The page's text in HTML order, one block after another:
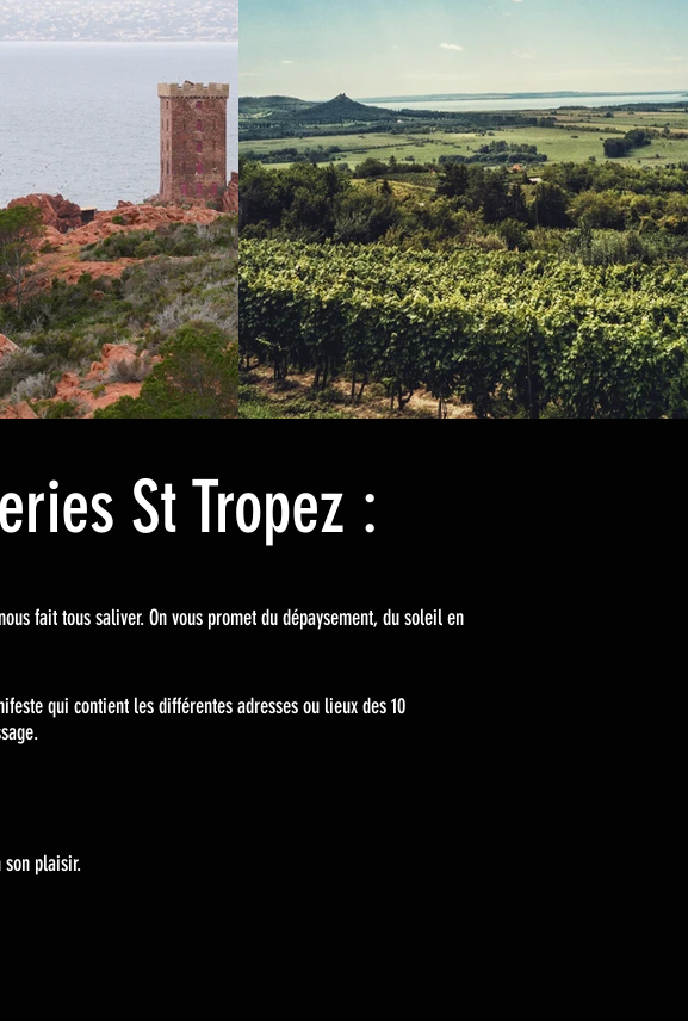
St Tropez :
fait tous saliver. On vous promet du dépaysement, du soleil en
qui contient les différentes adresses ou lieux des 10
son plaisir.